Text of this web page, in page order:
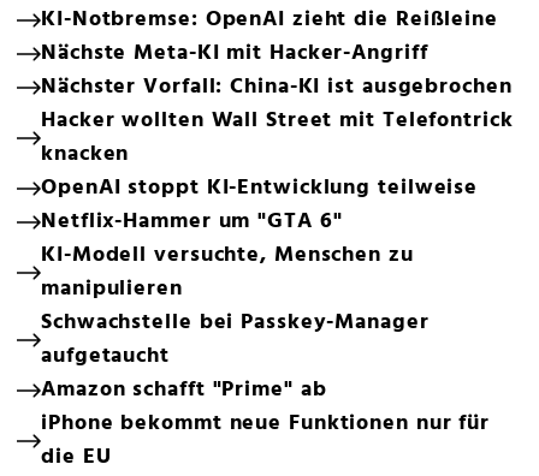
KI-Notbremse: OpenAI zieht die Reißleine
Nächste Meta-KI mit Hacker-Angriff
Nächster Vorfall: China-KI ist ausgebrochen
Hacker wollten Wall Street mit Telefontrick
knacken
OpenAI stoppt KI-Entwicklung teilweise
Netflix-Hammer um "GTA 6"
KI-Modell versuchte, Menschen zu
manipulieren
Schwachstelle bei Passkey-Manager
aufgetaucht
Amazon schafft "Prime" ab
iPhone bekommt neue Funktionen nur für
die EU